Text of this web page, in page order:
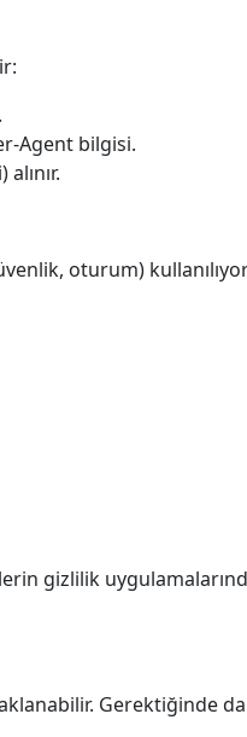
Agent bilgisi.
oturum)
gizlilik
Gerektiğinde